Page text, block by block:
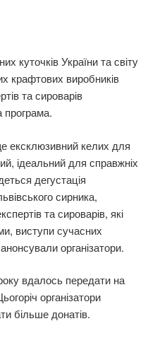
куточків України та світу
крафтових виробників
та сироварів
ексклюзивний келих для
ідеальний для справжніх
дегустація
сирника,
та сироварів, які
виступи сучасних
організатори.
вдалось передати на
організатори
більше донатів.